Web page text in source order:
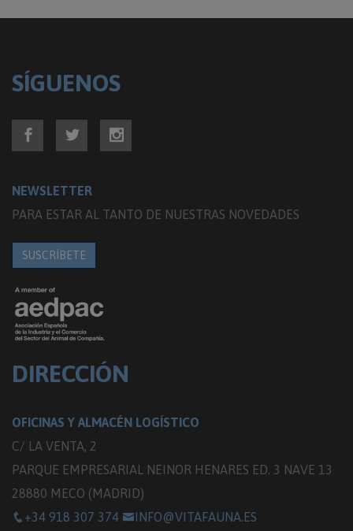
SÍGUENOS
NEWSLETTER
PARA ESTAR AL TANTO DE NUESTRAS NOVEDADES
SUSCRÍBETE
DIRECCIÓN
OFICINAS Y ALMACÉN LOGÍSTICO
C/ LA VENTA, 2
PARQUE EMPRESARIAL NEINOR HENARES ED. 3 NAVE 13
28880 MECO (MADRID)
+34 918 307 374
INFO@VITAFAUNA.ES